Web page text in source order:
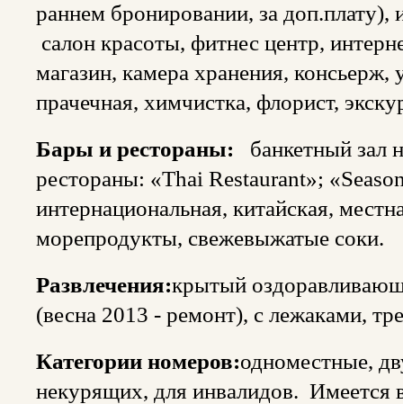
раннем бронировании, за доп.плату),
салон красоты, фитнес центр,
магазин, камера хранения,
прачечная, химчистка, флорист,
Бары и рестораны: банкетный зал
рестораны: «Thai Restaurant»;
интернациональная, китайская,
морепродукты, свежевыжатые соки.
Развлечения:крытый
(весна 2013 - ремонт), с лежаками,
Категории номеров:одноместные,
некурящих, для инвалидов. Имеется